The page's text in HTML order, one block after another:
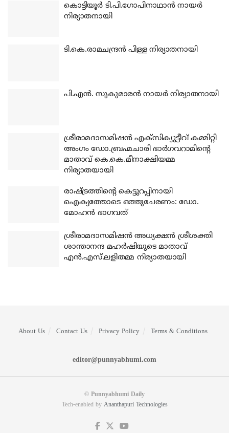
കൊട്ടിയൂര്‍ ടി.പി.ഗോപിനാഥാന്‍ നായര്‍
നിര്യാതനായി
ടി.കെ.രാമചന്ദ്രന്‍ പിള്ള നിര്യാതനായി
പി.എന്‍. സുകുമാരന്‍ നായര്‍ നിര്യാതനായി
ശ്രീരാമദാസമിഷന്‍ എക്‌സിക്യൂട്ടീവ് കമ്മിറ്റി
അംഗം ഡോ.ബ്രഹ്മചാരി ഭാര്‍ഗവറാമിന്റെ
മാതാവ് കെ.കെ.മീനാക്ഷിയമ്മ
നിര്യാതയായി
രാഷ്ട്രത്തിന്റെ കെട്ടുറപ്പിനായി
ഐക്യത്തോടെ ഒത്തുചേരണം: ഡോ.
മോഹന്‍ ഭാഗവത്
ശ്രീരാമദാസമിഷന്‍ അധ്യക്ഷന്‍ ശ്രീശക്തി
ശാന്താനന്ദ മഹര്‍ഷിയുടെ മാതാവ്
എന്‍.എസ്.ലളിതമ്മ നിര്യാതയായി
About Us Contact Us Privacy Policy Terms & Conditions
editor@punnyabhumi.com
© Punnyabhumi Daily
Tech-enabled by Ananthapuri Technologies